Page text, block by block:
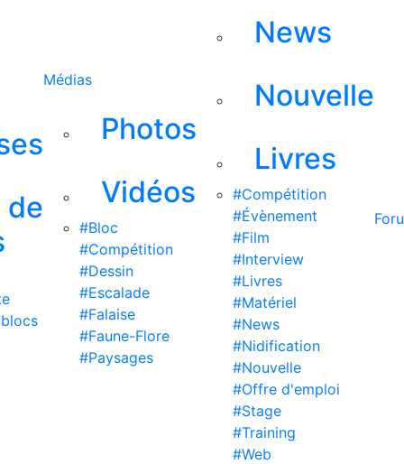
de
Médias
Photos
Vidéos
#Bloc
#Compétition
#Dessin
#Escalade
#Falaise
#Faune-Flore
#Paysages
News
Nouvelle
Livres
#Compétition
#Évènement
#Film
#Interview
#Livres
#Matériel
#News
#Nidification
#Nouvelle
#Offre d'emploi
#Stage
#Training
#Web